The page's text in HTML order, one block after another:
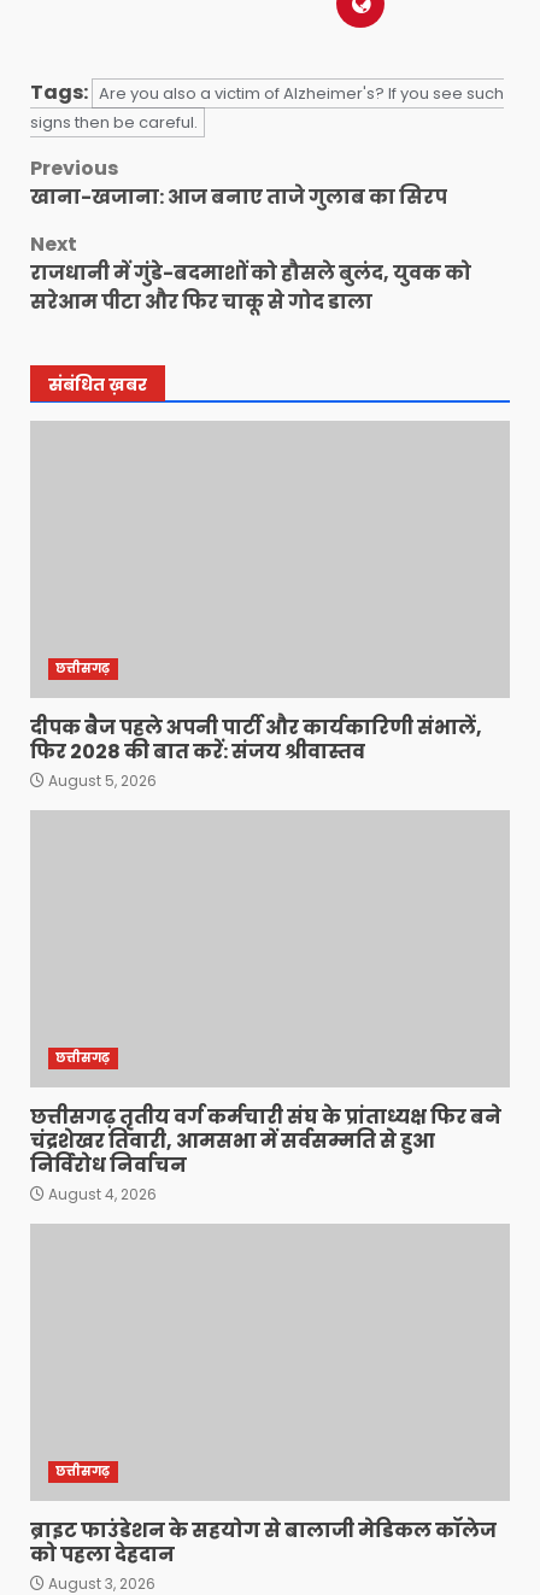
Tags: Are you also a victim of Alzheimer's? If you see such
signs then be careful.
Post
Previous
खाना-खजाना: आज बनाए ताजे गुलाब का सिरप
Next
राजधानी में गुंडे-बदमाशों को हौसले बुलंद, युवक को
सरेआम पीटा और फिर चाकू से गोद डाला
संबंधित ख़बर
छत्तीसगढ़
दीपक बैज पहले अपनी पार्टी और कार्यकारिणी संभालें,
फिर 2028 की बात करें: संजय श्रीवास्तव
August 5, 2026
छत्तीसगढ़
छत्तीसगढ़ तृतीय वर्ग कर्मचारी संघ के प्रांताध्यक्ष फिर बने
चंद्रशेखर तिवारी, आमसभा में सर्वसम्मति से हुआ
निर्विरोध निर्वाचन
August 4, 2026
छत्तीसगढ़
ब्राइट फाउंडेशन के सहयोग से बालाजी मेडिकल कॉलेज
को पहला देहदान
August 3, 2026